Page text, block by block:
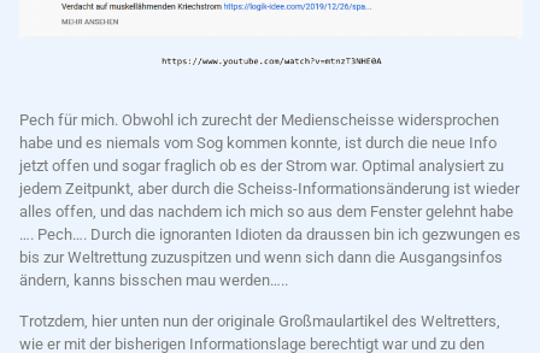
Pech für mich. Obwohl ich zurecht der Medienscheisse widersprochen
habe und es niemals vom Sog kommen konnte, ist durch die neue Info
jetzt offen und sogar fraglich ob es der Strom war. Optimal analysiert zu
jedem Zeitpunkt, aber durch die Scheiss-Informationsänderung ist wieder
alles offen, und das nachdem ich mich so aus dem Fenster gelehnt habe
…. Pech…. Durch die ignoranten Idioten da draussen bin ich gezwungen es
bis zur Weltrettung zuzuspitzen und wenn sich dann die Ausgangsinfos
ändern, kanns bisschen mau werden…..
Trotzdem, hier unten nun der originale Großmaulartikel des Weltretters,
wie er mit der bisherigen Informationslage berechtigt war und zu den